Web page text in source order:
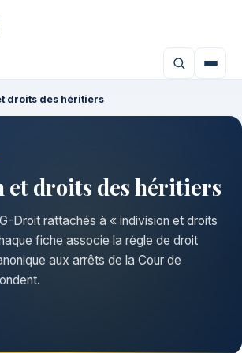
droits des héritiers
et droits des héritiers
Droit rattachés à « indivision et droits
fiche associe la règle de droit
aux arrêts de la Cour de